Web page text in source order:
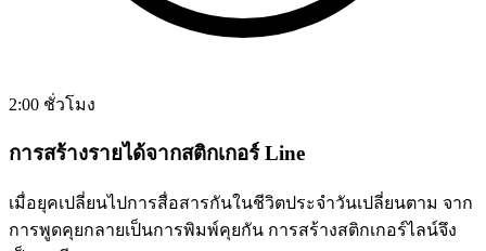
2:00 ชั่วโมง
การสร้างรายได้จากสติกเกอร์ Line
เมื่อยุคเปลี่ยนไปการสื่อสารกันในชีวิตประจำวันเปลี่ยนตาม จาก
การพูดคุยกลายเป็นการพิมพ์คุยกัน การสร้างสติกเกอร์ไลน์จึง